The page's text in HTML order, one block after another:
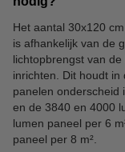
Het aantal 30x120
is afhankelijk van de
lichtopbrengst van
inrichten. Dit houdt
panelen onderscheid
en de 3840 en 4000
lumen paneel per 6
paneel per 8 m².